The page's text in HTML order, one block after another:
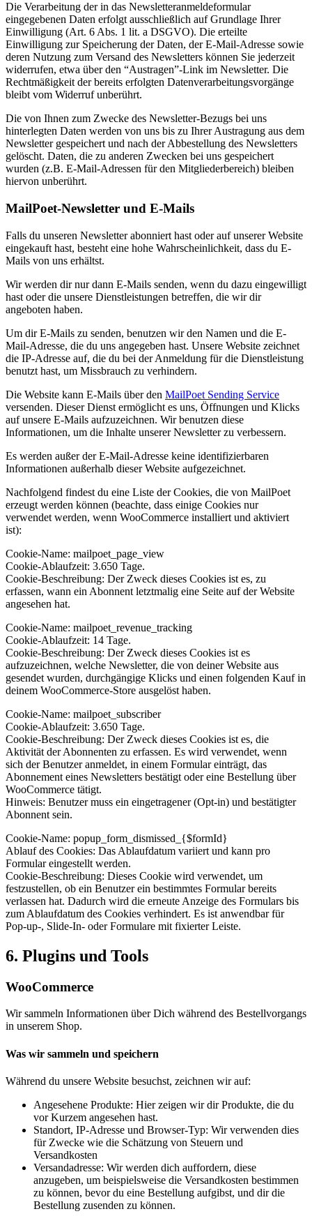
Die Verarbeitung der in das Newsletteranmeldeformular
eingegebenen Daten erfolgt ausschließlich auf Grundlage Ihrer
Einwilligung (Art. 6 Abs. 1 lit. a DSGVO). Die erteilte
Einwilligung zur Speicherung der Daten, der E-Mail-Adresse sowie
deren Nutzung zum Versand des Newsletters können Sie jederzeit
widerrufen, etwa über den “Austragen”-Link im Newsletter. Die
Rechtmäßigkeit der bereits erfolgten Datenverarbeitungsvorgänge
bleibt vom Widerruf unberührt.
Die von Ihnen zum Zwecke des Newsletter-Bezugs bei uns
hinterlegten Daten werden von uns bis zu Ihrer Austragung aus dem
Newsletter gespeichert und nach der Abbestellung des Newsletters
gelöscht. Daten, die zu anderen Zwecken bei uns gespeichert
wurden (z.B. E-Mail-Adressen für den Mitgliederbereich) bleiben
hiervon unberührt.
MailPoet-Newsletter und E-Mails
Falls du unseren Newsletter abonniert hast oder auf unserer Website
eingekauft hast, besteht eine hohe Wahrscheinlichkeit, dass du E-
Mails von uns erhältst.
Wir werden dir nur dann E-Mails senden, wenn du dazu eingewilligt
hast oder die unsere Dienstleistungen betreffen, die wir dir
angeboten haben.
Um dir E-Mails zu senden, benutzen wir den Namen und die E-
Mail-Adresse, die du uns angegeben hast. Unsere Website zeichnet
die IP-Adresse auf, die du bei der Anmeldung für die Dienstleistung
benutzt hast, um Missbrauch zu verhindern.
Die Website kann E-Mails über den MailPoet Sending Service
versenden. Dieser Dienst ermöglicht es uns, Öffnungen und Klicks
auf unsere E-Mails aufzuzeichnen. Wir benutzen diese
Informationen, um die Inhalte unserer Newsletter zu verbessern.
Es werden außer der E-Mail-Adresse keine identifizierbaren
Informationen außerhalb dieser Website aufgezeichnet.
Nachfolgend findest du eine Liste der Cookies, die von MailPoet
erzeugt werden können (beachte, dass einige Cookies nur
verwendet werden, wenn WooCommerce installiert und aktiviert
ist):
Cookie-Name: mailpoet_page_view
Cookie-Ablaufzeit: 3.650 Tage.
Cookie-Beschreibung: Der Zweck dieses Cookies ist es, zu
erfassen, wann ein Abonnent letztmalig eine Seite auf der Website
angesehen hat.
Cookie-Name: mailpoet_revenue_tracking
Cookie-Ablaufzeit: 14 Tage.
Cookie-Beschreibung: Der Zweck dieses Cookies ist es
aufzuzeichnen, welche Newsletter, die von deiner Website aus
gesendet wurden, durchgängige Klicks und einen folgenden Kauf in
deinem WooCommerce-Store ausgelöst haben.
Cookie-Name: mailpoet_subscriber
Cookie-Ablaufzeit: 3.650 Tage.
Cookie-Beschreibung: Der Zweck dieses Cookies ist es, die
Aktivität der Abonnenten zu erfassen. Es wird verwendet, wenn
sich der Benutzer anmeldet, in einem Formular einträgt, das
Abonnement eines Newsletters bestätigt oder eine Bestellung über
WooCommerce tätigt.
Hinweis: Benutzer muss ein eingetragener (Opt-in) und bestätigter
Abonnent sein.
Cookie-Name: popup_form_dismissed_{$formId}
Ablauf des Cookies: Das Ablaufdatum variiert und kann pro
Formular eingestellt werden.
Cookie-Beschreibung: Dieses Cookie wird verwendet, um
festzustellen, ob ein Benutzer ein bestimmtes Formular bereits
verlassen hat. Dadurch wird die erneute Anzeige des Formulars bis
zum Ablaufdatum des Cookies verhindert. Es ist anwendbar für
Pop-up-, Slide-In- oder Formulare mit fixierter Leiste.
6. Plugins und Tools
WooCommerce
Wir sammeln Informationen über Dich während des Bestellvorgangs
in unserem Shop.
Was wir sammeln und speichern
Während du unsere Website besuchst, zeichnen wir auf:
Angesehene Produkte: Hier zeigen wir dir Produkte, die du
vor Kurzem angesehen hast.
Standort, IP-Adresse und Browser-Typ: Wir verwenden dies
für Zwecke wie die Schätzung von Steuern und
Versandkosten
Versandadresse: Wir werden dich auffordern, diese
anzugeben, um beispielsweise die Versandkosten bestimmen
zu können, bevor du eine Bestellung aufgibst, und dir die
Bestellung zusenden zu können.